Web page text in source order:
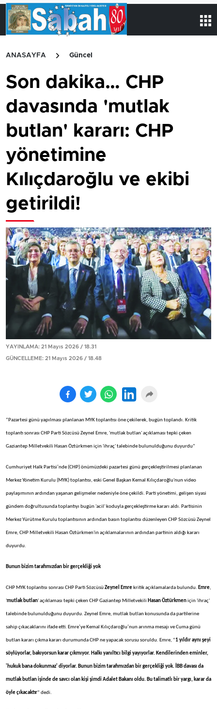
ANASAYFA Güncel
Son dakika… CHP
davasında 'mutlak
butlan' kararı: CHP
yönetimine
Kılıçdaroğlu ve ekibi
getirildi!
YAYINLAMA: 21 Mayıs 2026 / 18.31
GÜNCELLEME: 21 Mayıs 2026 / 18.48
“Pazartesi günü yapılması planlanan MYK toplantısı öne çekilerek, bugün toplandı. Kritik
toplantı sonrası CHP Parti Sözcüsü Zeynel Emre, 'mutlak butlan' açıklaması tepki çeken
Gaziantep Milletvekili Hasan Öztürkmen için 'ihraç' talebinde bulunulduğunu duyurdu”
Cumhuriyet Halk Partisi’nde (CHP) önümüzdeki pazartesi günü gerçekleştirilmesi planlanan
Merkez Yönetim Kurulu (MYK) toplantısı, eski Genel Başkan Kemal Kılıçdaroğlu'nun video
paylaşımının ardından yaşanan gelişmeler nedeniyle öne çekildi. Parti yönetimi, gelişen siyasi
gündem doğrultusunda toplantıyı bugün 'acil' koduyla gerçekleştirme kararı aldı. Partisinin
Merkez Yürütme Kurulu toplantısının ardından basın toplantısı düzenleyen CHP Sözcüsü Zeynel
Emre, CHP Milletvekili Hasan Öztürkmen'in açıklamalarının ardından partinin aldığı kararı
duyurdu.
Bunun bizim tarafımızdan bir gerçekliği yok
CHP MYK toplantısı sonrası CHP Parti Sözcüsü Zeynel Emrekritik açıklamalarda bulundu. Emre,
'mutlak butlan' açıklaması tepki çeken CHP Gaziantep Milletvekili Hasan Öztürkmeniçin 'ihraç'
talebinde bulunulduğunu duyurdu. Zeynel Emre, mutlak butlan konusunda da partilerine
sahip çıkacaklarını ifade etti. Emre’ye Kemal Kılıçdaroğlu’nun arınma mesajı ve Cuma günü
butlan kararı çıkma kararı durumunda CHP ne yapacak sorusu soruldu. Emre, “1 yıldır aynı şeyi
söylüyorlar, bakıyorsun karar çıkmıyor. Halkı yanıltıcı bilgi yayıyorlar. Kendilerinden eminler,
'hukuk bana dokunmaz' diyorlar. Bunun bizim tarafımızdan bir gerçekliği yok. İBB davası da
mutlak butlan işinde de savcı olan kişi şimdi Adalet Bakanı oldu. Bu talimatlı bir yargı, karar da
öyle çıkacaktır” dedi.